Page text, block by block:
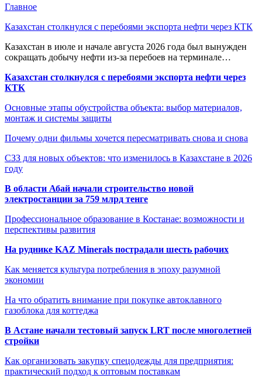
Главное
Казахстан столкнулся с перебоями экспорта нефти через КТК
Казахстан в июле и начале августа 2026 года был вынужден
сокращать добычу нефти из-за перебоев на терминале…
Казахстан столкнулся с перебоями экспорта нефти через
КТК
Основные этапы обустройства объекта: выбор материалов,
монтаж и системы защиты
Почему одни фильмы хочется пересматривать снова и снова
СЗЗ для новых объектов: что изменилось в Казахстане в 2026
году
В области Абай начали строительство новой
электростанции за 759 млрд тенге
Профессиональное образование в Костанае: возможности и
перспективы развития
На руднике KAZ Minerals пострадали шесть рабочих
Как меняется культура потребления в эпоху разумной
экономии
На что обратить внимание при покупке автоклавного
газоблока для коттеджа
В Астане начали тестовый запуск LRT после многолетней
стройки
Как организовать закупку спецодежды для предприятия:
практический подход к оптовым поставкам